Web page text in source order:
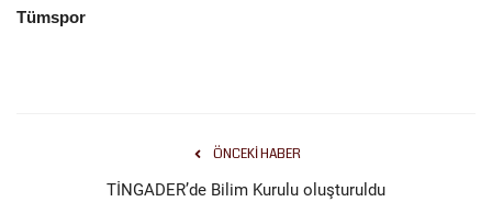
Tümspor
ÖNCEKI HABER
TİNGADER’de Bilim Kurulu oluşturuldu